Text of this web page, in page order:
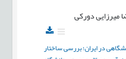
دورکی
در ایران؛ بررسی ساختار